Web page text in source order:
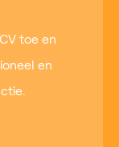
toe en
en